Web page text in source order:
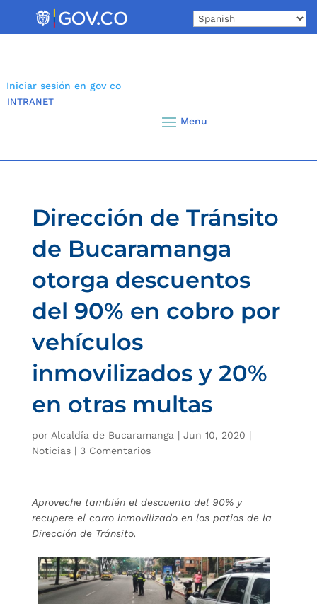
Iniciar sesión en gov co
INTRANET
Dirección de Tránsito
de Bucaramanga
otorga descuentos
del 90% en cobro por
vehículos
inmovilizados y 20%
en otras multas
por Alcaldía de Bucaramanga | Jun 10, 2020 |
Noticias| 3 Comentarios
Aproveche también el descuento del 90% y
recupere el carro inmovilizado en los patios de la
Dirección de Tránsito.